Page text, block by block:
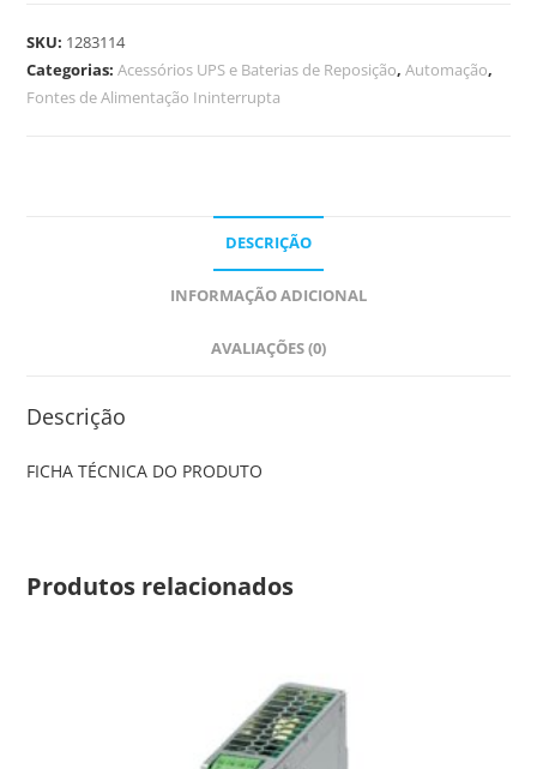
SKU: 1283114
Categorias:Acessórios UPS e Baterias de Reposição,Automação,
Fontes de Alimentação Ininterrupta
DESCRIÇÃO
INFORMAÇÃO ADICIONAL
AVALIAÇÕES (0)
Descrição
FICHA TÉCNICA DO PRODUTO
Produtos relacionados